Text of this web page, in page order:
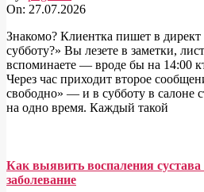
On: 27.07.2026
Знакомо? Клиентка пишет в
субботу?» Вы лезете в заметки,
вспоминаете — вроде бы на 14:00
Через час приходит второе
свободно» — и в субботу в салоне
на одно время. Каждый такой
Как выявить воспаления
заболевание